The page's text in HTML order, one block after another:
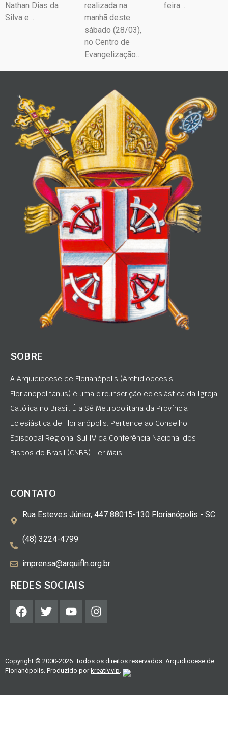
Nathan Dias da
Silva e…
realizada na
manhã deste
sábado (28/03),
no Centro de
Evangelização…
feira…
SOBRE
A Arquidiocese de Florianópolis (Archidioecesis
Florianopolitanus) é uma circunscrição eclesiástica da Igreja
Católica no Brasil. É a Sé Metropolitana da Província
Eclesiástica de Florianópolis. Pertence ao Conselho
Episcopal Regional Sul IV da Conferência Nacional dos
Bispos do Brasil (CNBB). Ler Mais
CONTATO
Rua Esteves Júnior, 447 88015-130 Florianópolis - SC
(48) 3224-4799
imprensa@arquifln.org.br
REDES SOCIAIS
Copyright © 2000-2026. Todos os direitos reservados. Arquidiocese de
Florianópolis. Produzido por kreativ.vip.